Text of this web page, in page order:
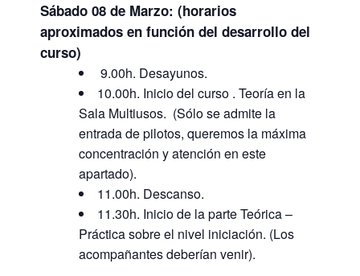
Sábado 08 de Marzo: (horarios
aproximados en función del desarrollo del
curso)
9.00h. Desayunos.
10.00h. Inicio del curso . Teoría en la
Sala Multiusos. (Sólo se admite la
entrada de pilotos, queremos la máxima
concentración y atención en este
apartado).
11.00h. Descanso.
11.30h. Inicio de la parte Teórica –
Práctica sobre el nivel iniciación. (Los
acompañantes deberían venir).